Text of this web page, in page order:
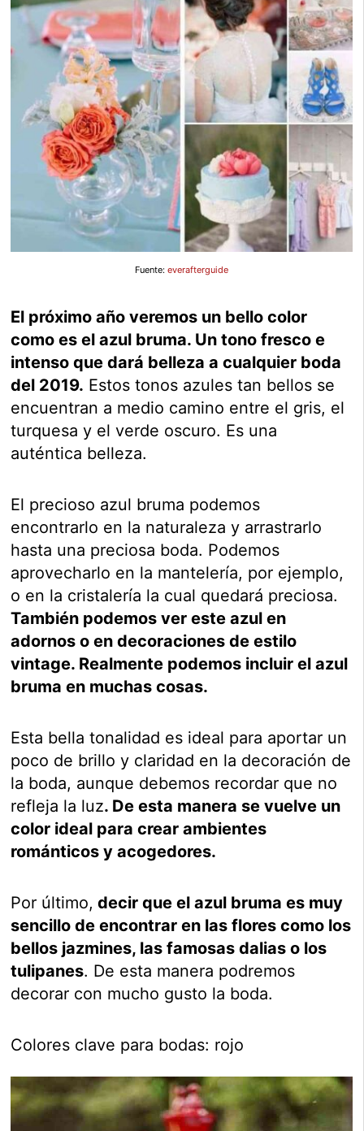
Fuente: everafterguide
El próximo año veremos un bello color
como es el azul bruma. Un tono fresco e
intenso que dará belleza a cualquier boda
del 2019. Estos tonos azules tan bellos se
encuentran a medio camino entre el gris, el
turquesa y el verde oscuro. Es una
auténtica belleza.
El precioso azul bruma podemos
encontrarlo en la naturaleza y arrastrarlo
hasta una preciosa boda. Podemos
aprovecharlo en la mantelería, por ejemplo,
o en la cristalería la cual quedará preciosa.
También podemos ver este azul en
adornos o en decoraciones de estilo
vintage. Realmente podemos incluir el azul
bruma en muchas cosas.
Esta bella tonalidad es ideal para aportar un
poco de brillo y claridad en la decoración de
la boda, aunque debemos recordar que no
refleja la luz. De esta manera se vuelve un
color ideal para crear ambientes
románticos y acogedores.
Por último, decir que el azul bruma es muy
sencillo de encontrar en las flores como los
bellos jazmines, las famosas dalias o los
tulipanes. De esta manera podremos
decorar con mucho gusto la boda.
Colores clave para bodas: rojo